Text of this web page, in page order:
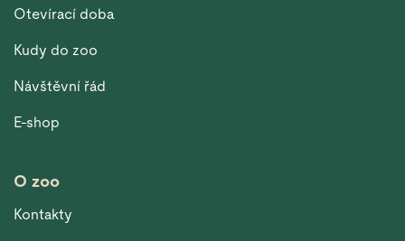
Otevírací doba
Kudy do zoo
Návštěvní řád
E-shop
O zoo
Kontakty